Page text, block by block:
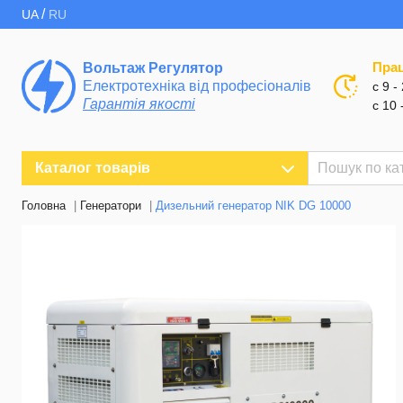
UA/ RU
Вольтаж Регулятор
Електротехніка від професіоналів
Гарантія якості
с 9 -
с 10
Каталог товарів
Головна Генератори Дизельний генератор NIK DG 10000